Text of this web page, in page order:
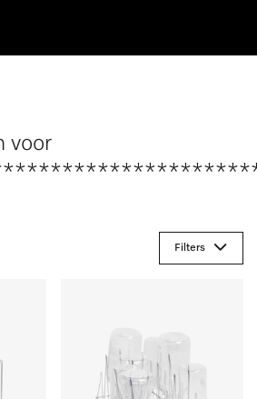
voor
Filters